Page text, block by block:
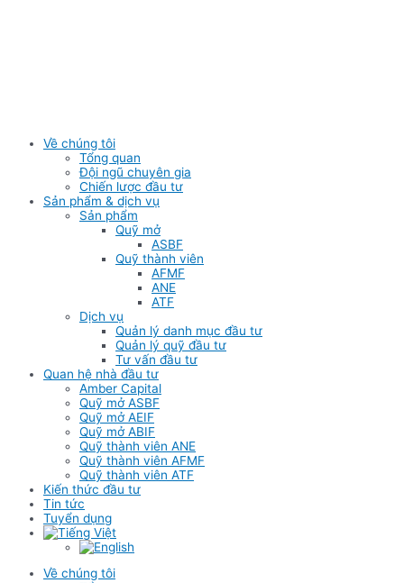
Về chúng tôi
Tổng quan
Đội ngũ chuyên gia
Chiến lược đầu tư
Sản phẩm & dịch vụ
Sản phẩm
Quỹ mở
ASBF
Quỹ thành viên
AFMF
ANE
ATF
Dịch vụ
Quản lý danh mục đầu tư
Quản lý quỹ đầu tư
Tư vấn đầu tư
Quan hệ nhà đầu tư
Amber Capital
Quỹ mở ASBF
Quỹ mở AEIF
Quỹ mở ABIF
Quỹ thành viên ANE
Quỹ thành viên AFMF
Quỹ thành viên ATF
Kiến thức đầu tư
Tin tức
Tuyển dụng
Về chúng tôi